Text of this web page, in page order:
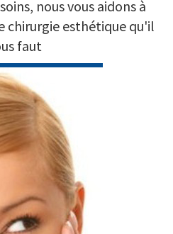
nous vous aidons à
chirurgie esthétique qu'il
faut